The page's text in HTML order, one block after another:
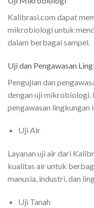
Kalibrasi.com dapat
mikrobiologi untuk
dalam berbagai sampel.
Uji dan Pengawasan
Pengujian dan
dengan uji mikrobiologi.
pengawasan lingkungan
Uji Air
Layanan uji air dari
kualitas air untuk
manusia, industri, dan
Uji Tanah